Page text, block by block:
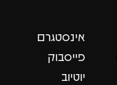
אינסטגרם
פייסבוק
יוטיוב